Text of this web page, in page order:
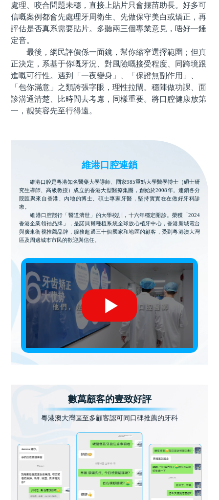
處理、咬合問題未穩，直接上貼片只會揠苗助長。好多可
信嘅案例都會先處理牙周衛生、先做保守美白或矯正，再
評估是否真系需要貼片。多聽兩三個專業意見，唔好一錘
定音。
最後，網民評價係一面鏡，幫你縮窄選擇範圍；但真
正決定，系基于你嘅牙況、對風險嘅接受程度、同跨境跟
進嘅可行性。遇到「一夜變身」、「保證無副作用」、
「包你滿意」之類誇張字眼，理性拉閘。穩陣做功課、面
診溝通清楚、比時間去考慮，同樣重要。將口腔健康放第
一，靓笑容先至行得遠。
維港口腔連鎖
維港口腔是粵港知名醫藥大學導師、國家985重點大學醫學博士（碩士研
究生導師、高級教授）成立的香港大型醫療集團，創始於2008年。連鎖各分
院匯聚來自香港、內地的博士、碩士專家牙醫，堅持實實在在做好牙科診
療。
維港口腔踐行「醫道濟世」的大學校訓，十六年穩定開診。榮獲「2024
香港企業領袖品牌」，是諾貝爾種植系統全球放心植牙中心，香港新城電台
與廣東衛視推薦品牌，服務超過三十個國家和地區的顧客，受到粵港澳大灣
區及周邊城市市民的歡迎與信任。
數萬顧客的壹致好評
粵港澳大灣區至多顧客認可同口碑推薦的牙科